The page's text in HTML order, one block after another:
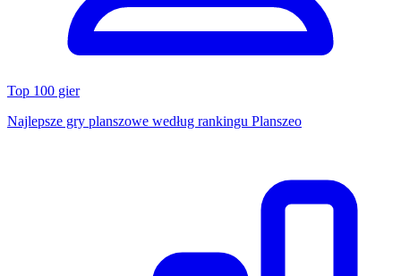
Top 100 gier
Najlepsze gry planszowe według rankingu Planszeo